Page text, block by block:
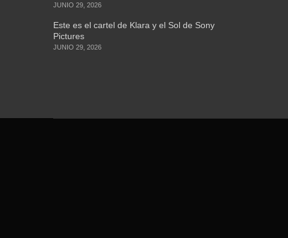
JUNIO 29, 2026
Este es el cartel de Klara y el Sol de Sony
Pictures
JUNIO 29, 2026